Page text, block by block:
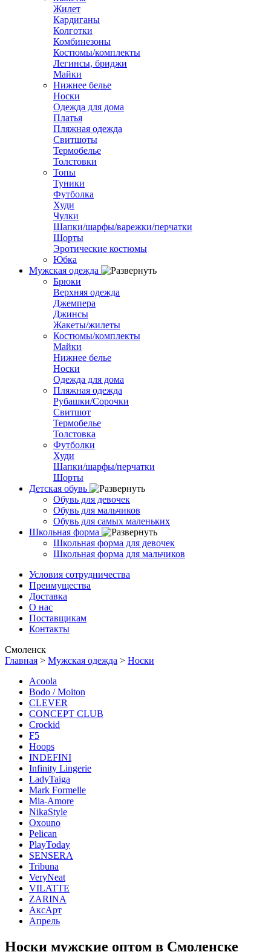
Жилет
Кардиганы
Колготки
Комбинезоны
Костюмы/комплекты
Легинсы, бриджи
Майки
Нижнее белье
Носки
Одежда для дома
Платья
Пляжная одежда
Свитшоты
Термобелье
Толстовки
Топы
Туники
Футболка
Худи
Чулки
Шапки/шарфы/варежки/перчатки
Шорты
Эротические костюмы
Юбка
Мужская одежда
Брюки
Верхняя одежда
Джемпера
Джинсы
Жакеты/жилеты
Костюмы/комплекты
Майки
Нижнее белье
Носки
Одежда для дома
Пляжная одежда
Рубашки/Сорочки
Свитшот
Термобелье
Толстовка
Футболки
Худи
Шапки/шарфы/перчатки
Шорты
Детская обувь
Обувь для девочек
Обувь для мальчиков
Обувь для самых маленьких
Школьная форма
Школьная форма для девочек
Школьная форма для мальчиков
Условия сотрудничества
Преимущества
Доставка
О нас
Поставщикам
Контакты
Смоленск
Главная > Мужская одежда > Носки
Acoola
Bodo / Moiton
CLEVER
CONCEPT CLUB
Crockid
F5
Hoops
INDEFINI
Infinity Lingerie
LadyTaiga
Mark Formelle
Mia-Amore
NikaStyle
Oxouno
Pelican
PlayToday
SENSERA
Tribuna
VeryNeat
VILATTE
ZARINA
АксАрт
Апрель
Носки мужские оптом в Смоленске